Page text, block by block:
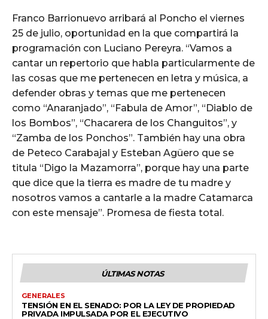
Franco Barrionuevo arribará al Poncho el viernes
25 de julio, oportunidad en la que compartirá la
programación con Luciano Pereyra. “Vamos a
cantar un repertorio que habla particularmente de
las cosas que me pertenecen en letra y música, a
defender obras y temas que me pertenecen
como “Anaranjado”, “Fabula de Amor”, “Diablo de
los Bombos”, “Chacarera de los Changuitos”, y
“Zamba de los Ponchos”. También hay una obra
de Peteco Carabajal y Esteban Agüero que se
titula “Digo la Mazamorra”, porque hay una parte
que dice que la tierra es madre de tu madre y
nosotros vamos a cantarle a la madre Catamarca
con este mensaje”. Promesa de fiesta total.
ÚLTIMAS NOTAS
GENERALES
TENSIÓN EN EL SENADO: POR LA LEY DE PROPIEDAD
PRIVADA IMPULSADA POR EL EJECUTIVO